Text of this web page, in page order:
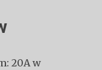
20A w